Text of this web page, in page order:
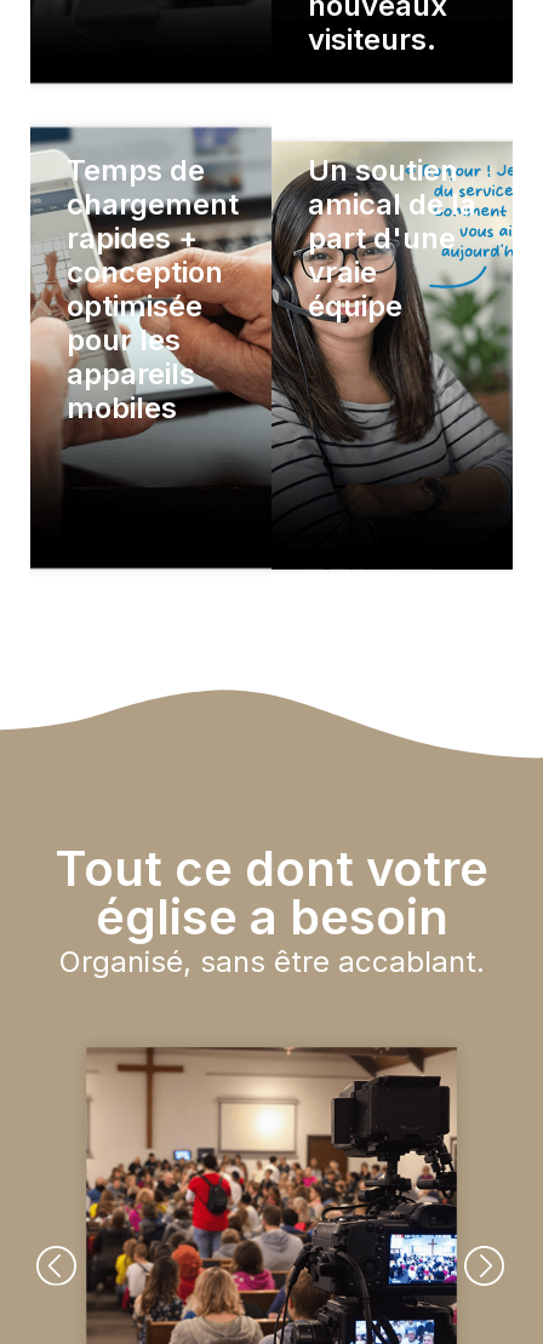
visiteurs.
Temps de
chargement
rapides +
conception
optimisée
pour les
appareils
mobiles
Un soutien
amical de la
part d'une
vraie
équipe
Tout ce dont votre
église a besoin
Organisé, sans être accablant.